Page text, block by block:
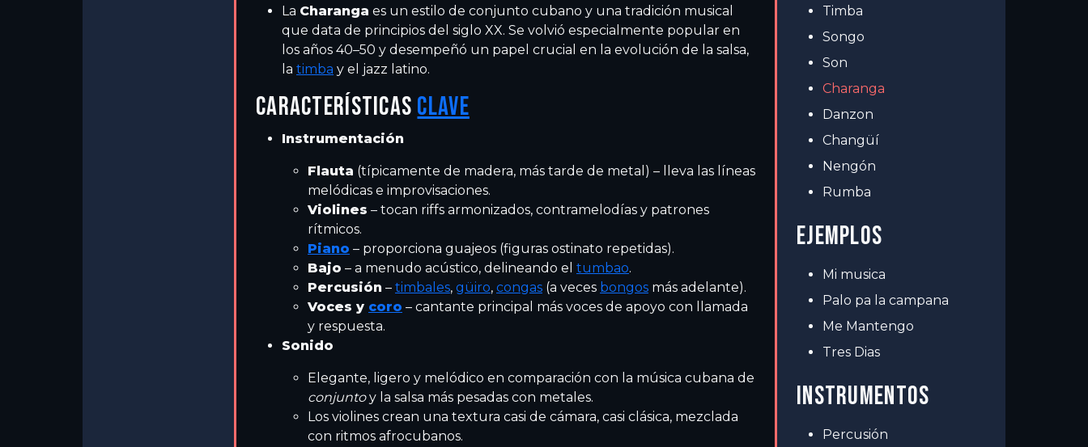
La Charanga es un estilo de conjunto cubano y una tradición musical
que data de principios del siglo XX. Se volvió especialmente popular en
los años 40–50 y desempeñó un papel crucial en la evolución de la salsa,
la timba y el jazz latino.
CARACTERÍSTICAS CLAVE
Instrumentación
Flauta (típicamente de madera, más tarde de metal) – lleva las líneas
melódicas e improvisaciones.
Violines – tocan riffs armonizados, contramelodías y patrones
rítmicos.
Piano – proporciona guajeos (figuras ostinato repetidas).
Bajo – a menudo acústico, delineando el tumbao.
Percusión – timbales, güiro, congas (a veces bongos más adelante).
Voces y coro – cantante principal más voces de apoyo con llamada
y respuesta.
Sonido
Elegante, ligero y melódico en comparación con la música cubana de
conjuntoy la salsa más pesadas con metales.
Los violines crean una textura casi de cámara, casi clásica, mezclada
con ritmos afrocubanos.
Timba
Songo
Son
Charanga
Danzon
Changüí
Nengón
Rumba
EJEMPLOS
Mi musica
Palo pa la campana
Me Mantengo
Tres Dias
INSTRUMENTOS
Percusión